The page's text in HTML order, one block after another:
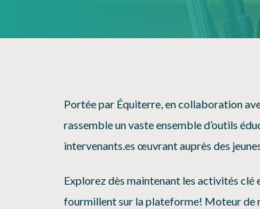
Portée par Équiterre, en collaboration
rassemble un vaste ensemble d’outils
intervenants.es œuvrant auprès des
Explorez dès maintenant les activités clé
fourmillent sur la plateforme! Moteur de